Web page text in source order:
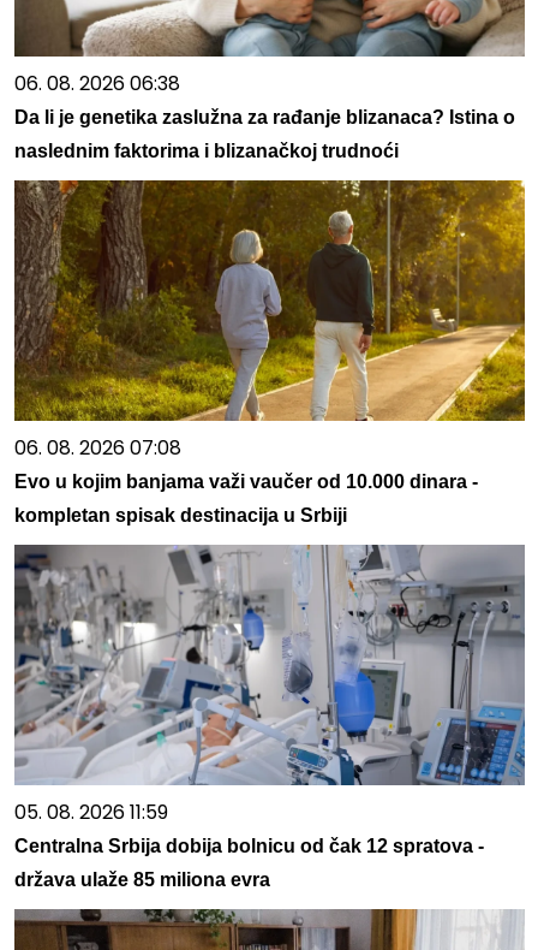
06. 08. 2026 06:38
Da li je genetika zaslužna za rađanje blizanaca? Istina o
naslednim faktorima i blizanačkoj trudnoći
06. 08. 2026 07:08
Evo u kojim banjama važi vaučer od 10.000 dinara -
kompletan spisak destinacija u Srbiji
05. 08. 2026 11:59
Centralna Srbija dobija bolnicu od čak 12 spratova -
država ulaže 85 miliona evra